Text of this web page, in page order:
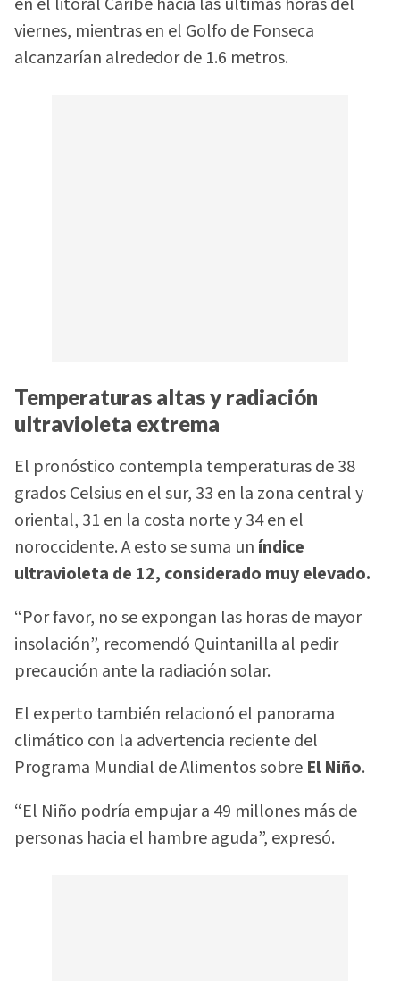
viernes, mientras en el Golfo de Fonseca
alcanzarían alrededor de 1.6 metros.
Temperaturas altas y radiación
ultravioleta extrema
El pronóstico contempla temperaturas de 38
grados Celsius en el sur, 33 en la zona central y
oriental, 31 en la costa norte y 34 en el
noroccidente. A esto se suma un índice
ultravioleta de 12, considerado muy elevado.
“Por favor, no se expongan las horas de mayor
insolación”, recomendó Quintanilla al pedir
precaución ante la radiación solar.
El experto también relacionó el panorama
climático con la advertencia reciente del
Programa Mundial de Alimentos sobre El Niño.
“El Niño podría empujar a 49 millones más de
personas hacia el hambre aguda”, expresó.